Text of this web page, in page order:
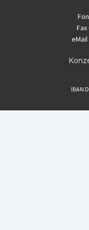
Fon
Fax
eMail
IBAN